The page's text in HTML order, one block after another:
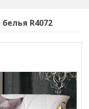
R4072